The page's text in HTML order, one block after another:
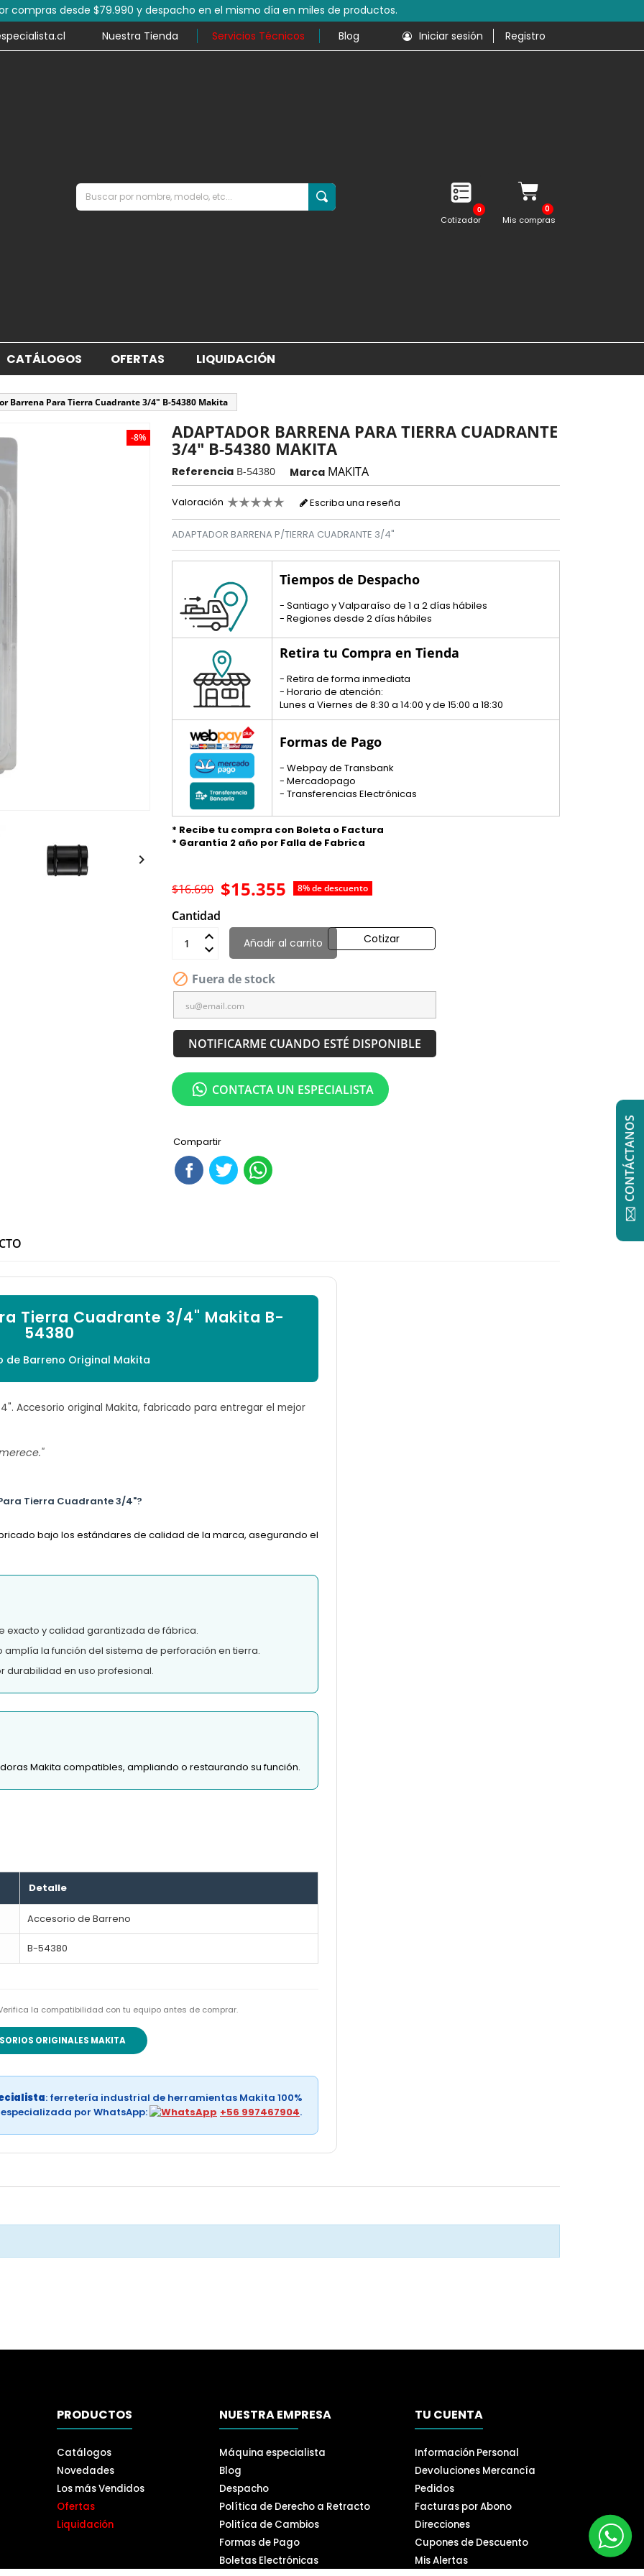
compras desde $79.990 y despacho en el mismo día en miles de productos.
Nuestra Tienda Servicios Técnicos Blog Iniciar sesión Registro
0
Cotizador Mis compras
CATÁLOGOS OFERTAS LIQUIDACIÓN
Barrena Para Tierra Cuadrante 3/4" B-54380 Makita
-8%

ADAPTADOR BARRENA PARA TIERRA CUADRANTE
3/4" B-54380 MAKITA
Referencia B-54380 Marca MAKITA
Valoración Escriba una reseña
ADAPTADOR BARRENA P/TIERRA CUADRANTE 3/4"
Tiempos de Despacho
- Santiago y Valparaíso de 1 a 2 días hábiles
- Regiones desde 2 días hábiles
Retira tu Compra en Tienda
- Retira de forma inmediata
- Horario de atención:
Lunes a Viernes de 8:30 a 14:00 y de 15:00 a 18:30
Formas de Pago
- Webpay de Transbank
- Mercadopago
- Transferencias Electrónicas
* Recibe tu compra con Boleta o Factura
* Garantía 2 año por Falla de Fabrica
$15.355 8% de descuento
$16.690
Cantidad
Añadir al carrito
 Fuera de stock
Cotizar
NOTIFICARME CUANDO ESTÉ DISPONIBLE
Compartir
CONTACTA UN ESPECIALISTA
Tierra Cuadrante 3/4" Makita B-
54380
de Barreno Original Makita
Accesorio original Makita, fabricado para entregar el mejor
Tierra Cuadrante 3/4"?
bajo los estándares de calidad de la marca, asegurando el
exacto y calidad garantizada de fábrica.
amplía la función del sistema de perforación en tierra.
durabilidad en uso profesional.
Makita compatibles, ampliando o restaurando su función.
Detalle
Accesorio de Barreno
B-54380
la compatibilidad con tu equipo antes de comprar.
ORIGINALES MAKITA
: ferretería industrial de herramientas Makita 100%
por WhatsApp:
+56 997467904.
PRODUCTOS
Catálogos
Novedades
Los más Vendidos
Ofertas
Liquidación
NUESTRA EMPRESA
Máquina especialista
Blog
Despacho
Política de Derecho a Retracto
Politíca de Cambios
Formas de Pago
Boletas Electrónicas
TU CUENTA
Información Personal
Devoluciones Mercancía
Pedidos
Facturas por Abono
Direcciones
Cupones de Descuento
Mis Alertas
CONTÁCTANOS